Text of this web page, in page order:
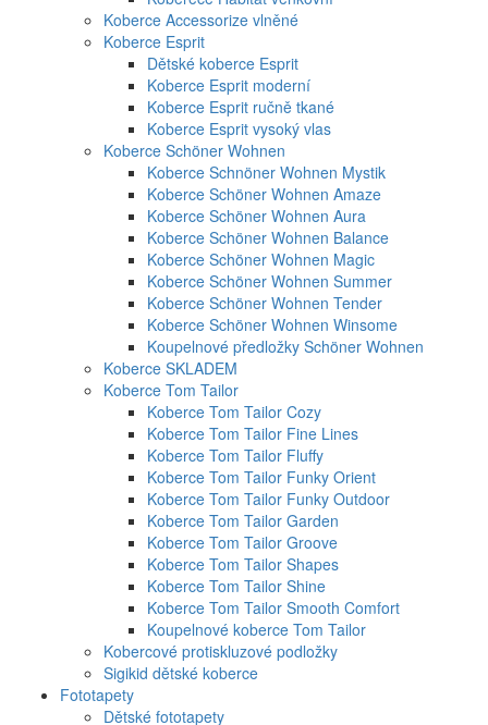
Koberce Accessorize vlněné
Koberce Esprit
Dětské koberce Esprit
Koberce Esprit moderní
Koberce Esprit ručně tkané
Koberce Esprit vysoký vlas
Koberce Schöner Wohnen
Koberce Schnöner Wohnen Mystik
Koberce Schöner Wohnen Amaze
Koberce Schöner Wohnen Aura
Koberce Schöner Wohnen Balance
Koberce Schöner Wohnen Magic
Koberce Schöner Wohnen Summer
Koberce Schöner Wohnen Tender
Koberce Schöner Wohnen Winsome
Koupelnové předložky Schöner Wohnen
Koberce SKLADEM
Koberce Tom Tailor
Koberce Tom Tailor Cozy
Koberce Tom Tailor Fine Lines
Koberce Tom Tailor Fluffy
Koberce Tom Tailor Funky Orient
Koberce Tom Tailor Funky Outdoor
Koberce Tom Tailor Garden
Koberce Tom Tailor Groove
Koberce Tom Tailor Shapes
Koberce Tom Tailor Shine
Koberce Tom Tailor Smooth Comfort
Koupelnové koberce Tom Tailor
Kobercové protiskluzové podložky
Sigikid dětské koberce
Fototapety
Dětské fototapety